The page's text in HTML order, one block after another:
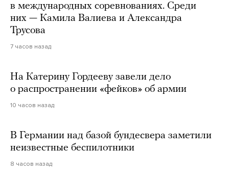
в международных соревнованиях. Среди
них — Камила Валиева и Александра
Трусова
7 часов назад
На Катерину Гордееву завели дело
о распространении «фейков» об армии
10 часов назад
В Германии над базой бундесвера заметили
неизвестные беспилотники
8 часов назад